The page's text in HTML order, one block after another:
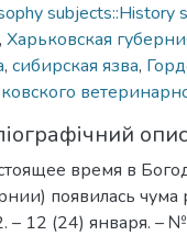
subjects::History
, Харьковская
, сибирская язва,
опис
время в
появилась
– 12 (24) января. –